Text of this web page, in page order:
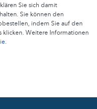
Sie sich damit
Sie können den
indem Sie auf den
Weitere Informationen
.